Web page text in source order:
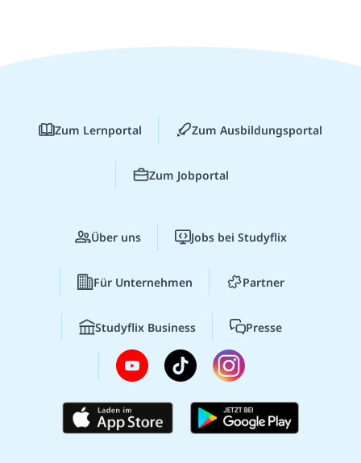
Zum Lernportal Zum Ausbildungsportal
Zum Jobportal
Über uns Jobs bei Studyflix
Für Unternehmen Partner
Studyflix Business Presse